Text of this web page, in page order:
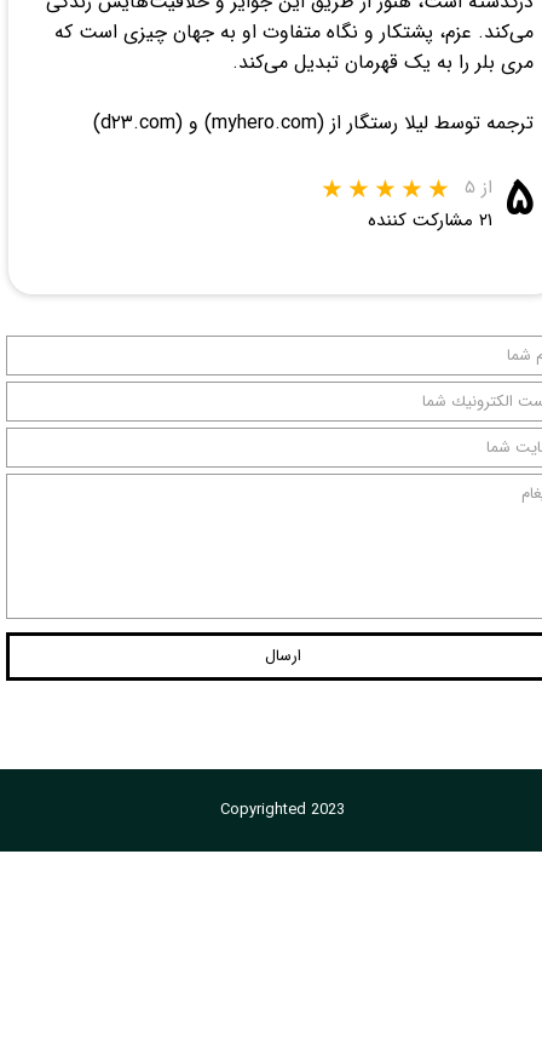
می‌کند. عزم، پشتکار و نگاه متفاوت او به جهان چیزی است که
مری بلر را به یک قهرمان تبدیل می‌کند.
ترجمه توسط لیلا رستگار از (myhero.com) و (d۲۳.com)
۵ از ۵
۲۱ مشارکت کننده
ارسال
Copyrighted 2023